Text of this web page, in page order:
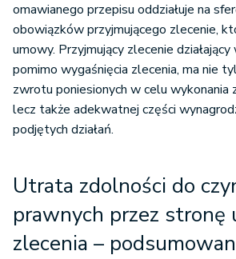
omawianego przepisu oddziałuje na
obowiązków przyjmującego zlecenie,
umowy. Przyjmujący zlecenie
pomimo wygaśnięcia zlecenia, ma nie
zwrotu poniesionych w celu wykonania
lecz także adekwatnej części
podjętych działań.
Utrata zdolności do
prawnych przez stronę
zlecenia –